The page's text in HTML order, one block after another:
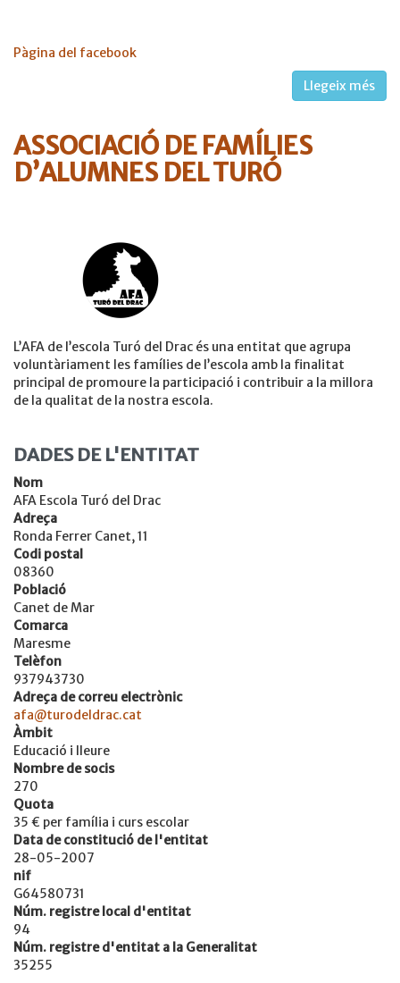
Pàgina del facebook
Llegeix més
ASSOCIACIÓ DE FAMÍLIES
D’ALUMNES DEL TURÓ
L’AFA de l’escola Turó del Drac és una entitat que agrupa
voluntàriament les famílies de l’escola amb la finalitat
principal de promoure la participació i contribuir a la millora
de la qualitat de la nostra escola.
DADES DE L'ENTITAT
Nom
AFA Escola Turó del Drac
Adreça
Ronda Ferrer Canet, 11
Codi postal
08360
Població
Canet de Mar
Comarca
Maresme
Telèfon
937943730
Adreça de correu electrònic
afa@turodeldrac.cat
Àmbit
Educació i lleure
Nombre de socis
270
Quota
35 € per família i curs escolar
Data de constitució de l'entitat
28-05-2007
nif
G64580731
Núm. registre local d'entitat
94
Núm. registre d'entitat a la Generalitat
35255